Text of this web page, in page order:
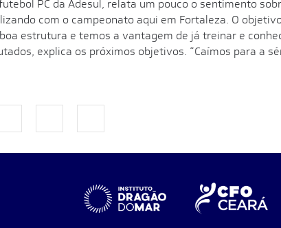
PC da Adesul, relata um pouco o sentimento
com o campeonato aqui em Fortaleza. O
estrutura e temos a vantagem de já treinar e
explica os próximos objetivos. “Caímos para a